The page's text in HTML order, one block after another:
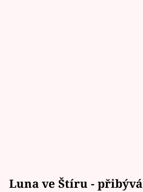
Luna ve Štíru - přibývá